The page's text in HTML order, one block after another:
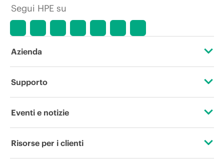
Segui HPE su
Azienda
Informazioni su HPE
Responsabilità aziendale
Supporto
Operational support services
Eventi e notizie
Eventi
Risorse per i clienti